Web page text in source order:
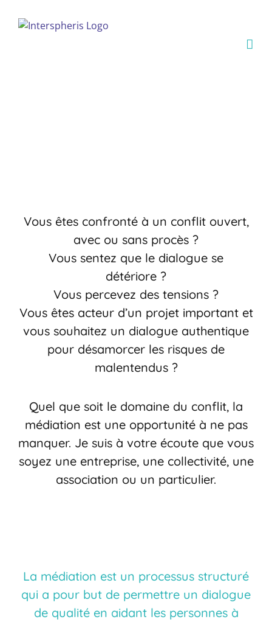
Vous êtes confronté à un conflit ouvert,
avec ou sans procès ?
Vous sentez que le dialogue se
détériore ?
Vous percevez des tensions ?
Vous êtes acteur d’un projet important et
vous souhaitez un dialogue authentique
pour désamorcer les risques de
malentendus ?
Quel que soit le domaine du conflit, la
médiation est une opportunité à ne pas
manquer. Je suis à votre écoute que vous
soyez une entreprise, une collectivité, une
association ou un particulier.
La médiation est un processus structuré
qui a pour but de permettre un dialogue
de qualité en aidant les personnes à